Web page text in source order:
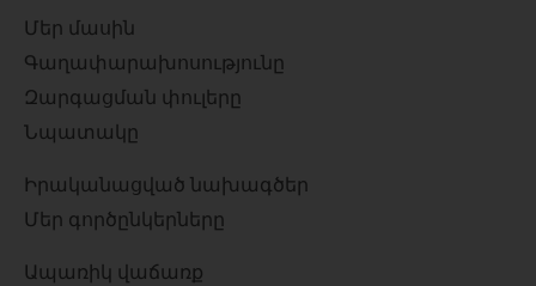
Մեր մասին
Գաղափարախոսությունը
Զարգացման փուլերը
Նպատակը
Իրականացված նախագծեր
Մեր գործընկերները
Ապառիկ վաճառք